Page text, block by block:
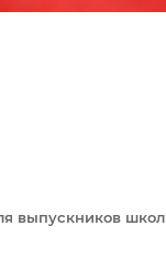
выпускников школ